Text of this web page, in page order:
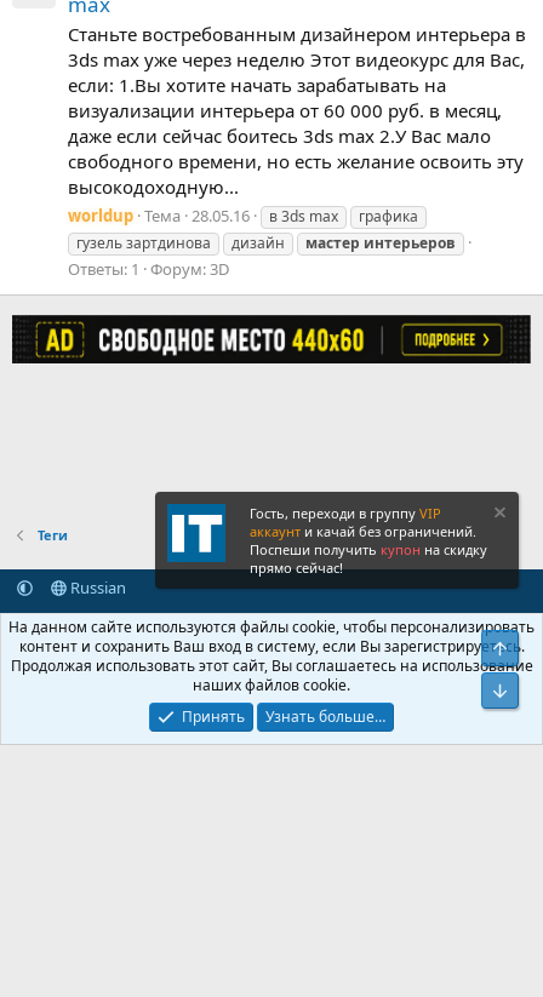
Станьте востребованным дизайнером интерьера в
3ds max уже через неделю Этот видеокурс для Вас,
если: 1.Вы хотите начать зарабатывать на
визуализации интерьера от 60 000 руб. в месяц,
даже если сейчас боитесь 3ds max 2.У Вас мало
свободного времени, но есть желание освоить эту
высокодоходную...
worldup Тема 28.05.16 в 3ds max
графика
гузель зартдинова
дизайн мастер интерьеров
Ответы: 1 Форум:3D
Теги
Russian
Обратная связь
Условия и правила
Политика конфиденциальности
Помощь Главная
R
S
S
Community platform by XenForo® © 2010-2026 XenForo Ltd.
Крупнейший форум по обмену приватной информацией
© 2013-2026 ITNULL.me| XenForo® © 2026 XenForo Ltd.
Гость, переходи в группу VIP
аккаунт и качай без ограничений.
Поспеши получить купон на скидку
прямо сейчас!
На данном сайте используются файлы cookie, чтобы персонализировать
контент и сохранить Ваш вход в систему, если Вы зарегистрируетесь.
Продолжая использовать этот сайт, Вы соглашаетесь на использование
наших файлов cookie.
Принять
Узнать больше…